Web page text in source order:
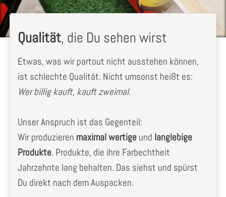
Qualität, die Du sehen wirst
Etwas, was wir partout nicht ausstehen können,
ist schlechte Qualität. Nicht umsonst heißt es:
Wer billig kauft, kauft zweimal.
Unser Anspruch ist das Gegenteil:
Wir produzieren maximal wertigeund langlebige
Produkte. Produkte, die ihre Farbechtheit
Jahrzehnte lang behalten. Das siehst und spürst
Du direkt nach dem Auspacken.